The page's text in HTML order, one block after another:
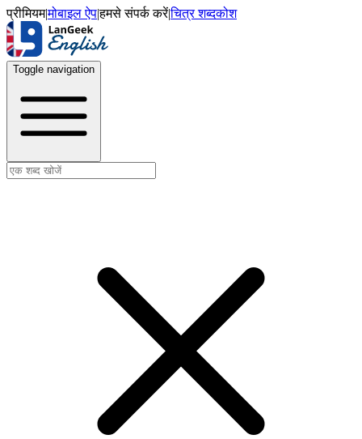
प्रीमियम|मोबाइल ऐप|हमसे संपर्क करें|चित्र शब्दकोश
Toggle navigation